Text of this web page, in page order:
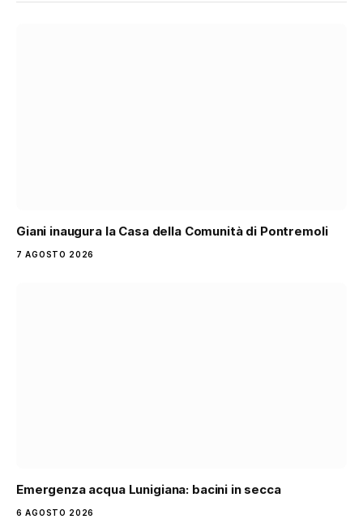
Giani inaugura la Casa della Comunità di Pontremoli
7 AGOSTO 2026
Emergenza acqua Lunigiana: bacini in secca
6 AGOSTO 2026